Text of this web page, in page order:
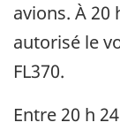
avions. À 20
autorisé le
FL370.
Entre 20 h